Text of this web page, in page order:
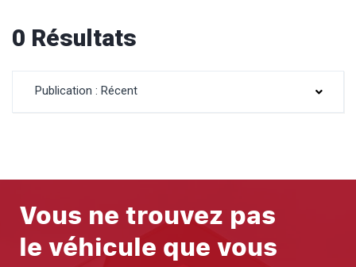
0 Résultats
Publication : Récent
Vous ne trouvez pas
le véhicule que vous